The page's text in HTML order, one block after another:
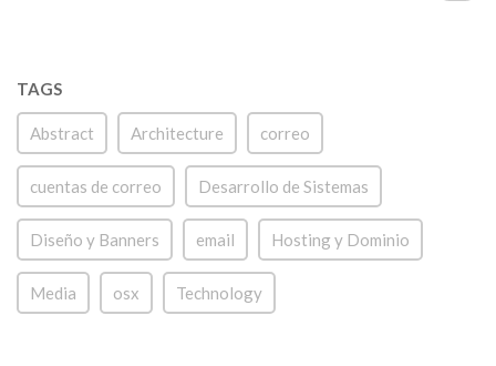
TAGS
Abstract Architecture correo
cuentas de correo Desarrollo de Sistemas
Diseño y Banners email Hosting y Dominio
Media osx Technology